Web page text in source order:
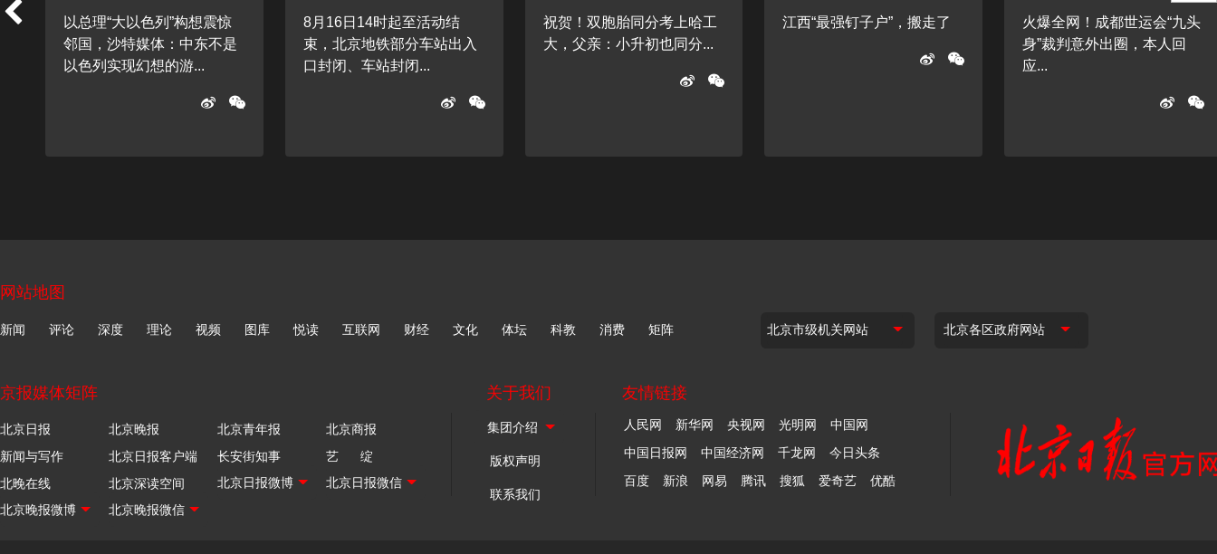
以总理“大以色列”构想震惊
邻国，沙特媒体：中东不是
以色列实现幻想的游...
8月16日14时起至活动结
束，北京地铁部分车站出入
口封闭、车站封闭...
祝贺！双胞胎同分考上哈工
大，父亲：小升初也同分...
江西“最强钉子户”，搬走了
火爆全网！成都世运会“九头
身”裁判意外出圈，本人回
应...
网站地图
新闻 评论 深度 理论 视频 图库 悦读 互联网 财经 文化 体坛 科教 消费 矩阵
京报媒体矩阵
北京日报 北京晚报 北京青年报
北京商报
新闻与写作
北京日报客户端 长安街知事
艺 绽
北晚在线
北京深读空间
关于我们
版权声明
联系我们
友情链接
人民网 新华网 央视网 光明网
中国网
中国日报网
中国经济网 千龙网
今日头条
百度
新浪 网易 腾讯 搜狐 爱奇艺 优酷